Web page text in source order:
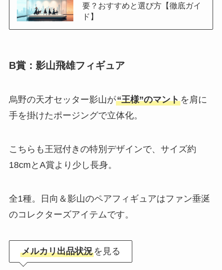
要？おすすめと選び方【徹底ガイ
ド】
B賞：影山飛雄フィギュア
烏野の天才セッター影山が“王様”のマントを肩に
手を掛けたポージングで立体化。
こちらも王冠付きの特別デザインで、サイズ約
18cmとA賞より少し長身。
全1種。日向＆影山のペアフィギュアはファン垂涎
のコレクターズアイテムです。
メルカリ出品状況を見る